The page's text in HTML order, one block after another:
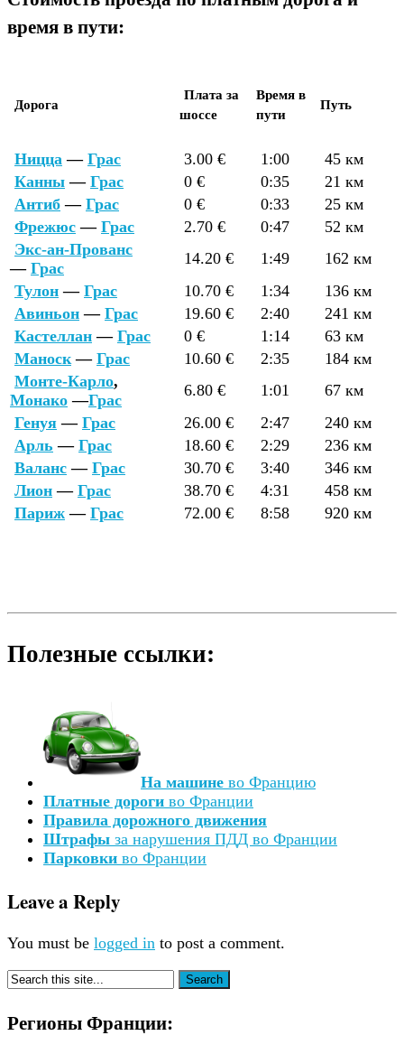
время в пути:
Дорога
Плата за
шоссе
Время в
пути
Путь
Ницца — Грас 3.00 € 1:00
45 км
Канны — Грас 0 € 0:35
21 км
Антиб — Грас 0 € 0:33
25 км
Фрежюс — Грас 2.70 € 0:47
52 км
Экс-ан-Прованс
— Грас
14.20 € 1:49
162 км
Тулон — Грас 10.70 € 1:34
136 км
Авиньон — Грас 19.60 € 2:40
241 км
Кастеллан — Грас 0 € 1:14
63 км
Маноск— Грас 10.60 € 2:35
184 км
Монте-Карло,
Монако —Грас
6.80 € 1:01
67 км
Генуя — Грас 26.00 € 2:47
240 км
Арль — Грас 18.60 € 2:29
236 км
Валанс — Грас 30.70 € 3:40
346 км
Лион — Грас 38.70 € 4:31
458 км
Париж — Грас 72.00 € 8:58 920 км
Полезные ссылки:
На машине во Францию
Платные дороги во Франции
Правила дорожного движения
Штрафы за нарушения ПДД во Франции
Парковки во Франции
Leave a Reply
You must be logged in to post a comment.
Регионы Франции: